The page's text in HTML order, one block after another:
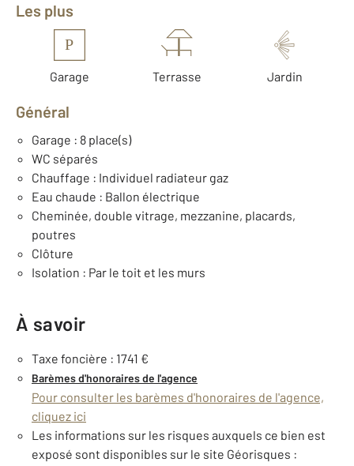
Les plus
P
Garage Terrasse Jardin
Général
Garage : 8 place(s)
WC séparés
Chauffage : Individuel radiateur gaz
Eau chaude : Ballon électrique
Cheminée, double vitrage, mezzanine, placards,
poutres
Clôture
Isolation : Par le toit et les murs
À savoir
Taxe foncière : 1741 €
Barèmes d'honoraires de l'agence
Pour consulter les barèmes d'honoraires de l'agence,
cliquez ici
Les informations sur les risques auxquels ce bien est
exposé sont disponibles sur le site Géorisques :